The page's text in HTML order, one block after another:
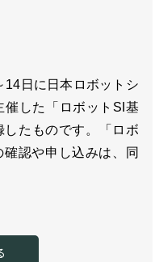
日に日本ロボットシ
催した「ロボットSI基
たものです。「ロボ
認や申し込みは、同